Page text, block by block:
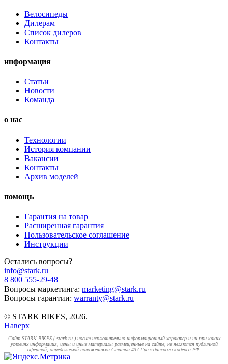
Велосипеды
Дилерам
Список дилеров
Контакты
информация
Статьи
Новости
Команда
о нас
Технологии
История компании
Вакансии
Контакты
Архив моделей
помощь
Гарантия на товар
Расширенная гарантия
Пользовательское соглашение
Инструкции
Остались вопросы?
info@stark.ru
8 800 555-29-48
Вопросы маркетинга: marketing@stark.ru
Вопросы гарантии: warranty@stark.ru
© STARK BIKES, 2026.
Наверх
Cайт STARK BIKES ( stark.ru ) носит исключительно информационный характер и ни при каких
условиях информация, цены и иные материалы размещенные на сайте, не являются публичной
офертой, определяемой положениями Статьи 437 Гражданского кодекса РФ.